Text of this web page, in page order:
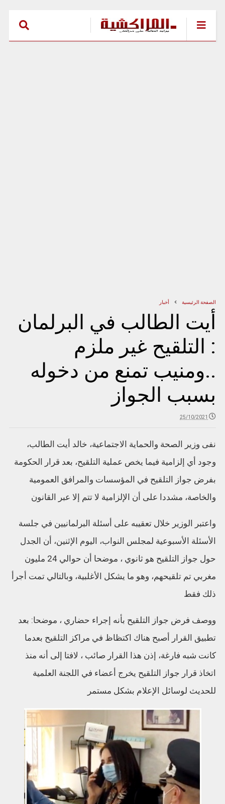
الصفحة الرئيسية أخبار
أيت الطالب في البرلمان
: التلقيح غير ملزم
..ومنيب تمنع من دخوله
بسبب الجواز
25/10/2021
نفى وزير الصحة والحماية الاجتماعية، خالد أيت الطالب،
وجود أي إلزامية فيما يخص عملية التلقيح، بعد قرار الحكومة
بفرض جواز التلقيح في المؤسسات والمرافق العمومية
والخاصة، مشددا على أن الإلزامية لا تتم إلا عبر القانون
واعتبر الوزير خلال تعقيبه على أسئلة البرلمانيين في جلسة
الأسئلة الأسبوعية لمجلس النواب، اليوم الإثنين، أن الجدل
حول جواز التلقيح هو ثانوي ، موضحا أن حوالي 24 مليون
مغربي تم تلقيحهم، وهو ما يشكل الأغلبية، وبالتالي تمت أجرأ
ذلك فقط
ووصف فرض جواز التلقيح بأنه إجراء حضاري ، موضحا: بعد
تطبيق القرار أصبح هناك اكتظاظ في مراكز التلقيح بعدما
كانت شبه فارغة، إذن هذا القرار صائب ، لافتا إلى أنه منذ
اتخاذ قرار جواز التلقيح يخرج أعضاء في اللجنة العلمية
للحديث لوسائل الإعلام بشكل مستمر